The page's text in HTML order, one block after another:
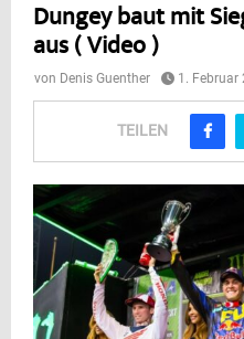
Dungey baut mit
aus ( Video )
von Denis Guenther 1. Februar
TEILEN